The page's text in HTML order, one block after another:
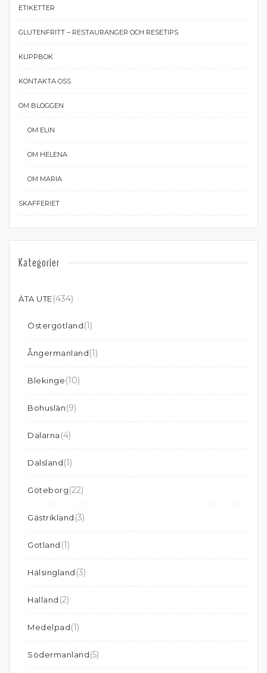
ETIKETTER
GLUTENFRITT – RESTAURANGER OCH RESETIPS
KLIPPBOK
KONTAKTA OSS
OM BLOGGEN
OM ELIN
OM HELENA
OM MARIA
SKAFFERIET
Kategorier
ÄTA UTE(434)
Östergötland(1)
Ångermanland(1)
Blekinge(10)
Bohuslän(9)
Dalarna (4)
Dalsland(1)
Göteborg(22)
Gästrikland (3)
Gotland (1)
Hälsingland (3)
Halland (2)
Medelpad(1)
Södermanland(5)